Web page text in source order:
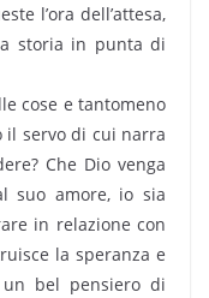
l’ora dell’attesa,
storia in punta di
cose e tantomeno
il servo di cui narra
Che Dio venga
suo amore, io sia
in relazione con
la speranza e
bel pensiero di